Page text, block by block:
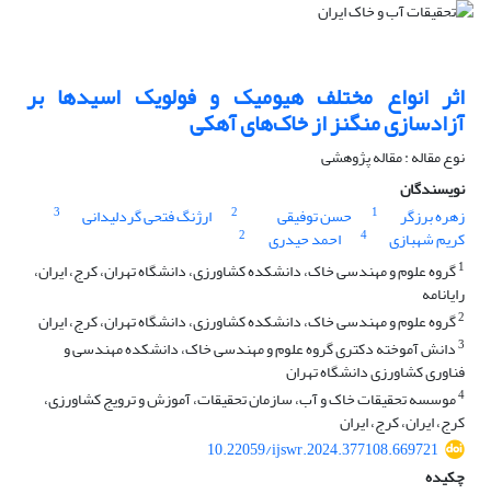
اثر انواع مختلف هیومیک و فولویک اسیدها بر
آزادسازی منگنز از خاک‌های آهکی
نوع مقاله : مقاله پژوهشی
نویسندگان
زهره برزگر
1 حسن توفیقی 2 ارژنگ فتحی گردلیدانی 3
کریم شهبازی 4 احمد حیدری
2
1گروه علوم و مهندسی خاک، دانشکده کشاورزی، دانشگاه تهران، کرج، ایران،
رایانامه
2گروه علوم و مهندسی خاک، دانشکده کشاورزی، دانشگاه تهران، کرج، ایران
3دانش آموخته دکتری گروه علوم و مهندسی خاک، دانشکده مهندسی و
فناوری کشاورزی دانشگاه تهران
4موسسه تحقیقات خاک و آب، سازمان تحقیقات، آموزش و ترویج کشاورزی،
کرج، ایران، کرج، ایران
10.22059/ijswr.2024.377108.669721
چکیده